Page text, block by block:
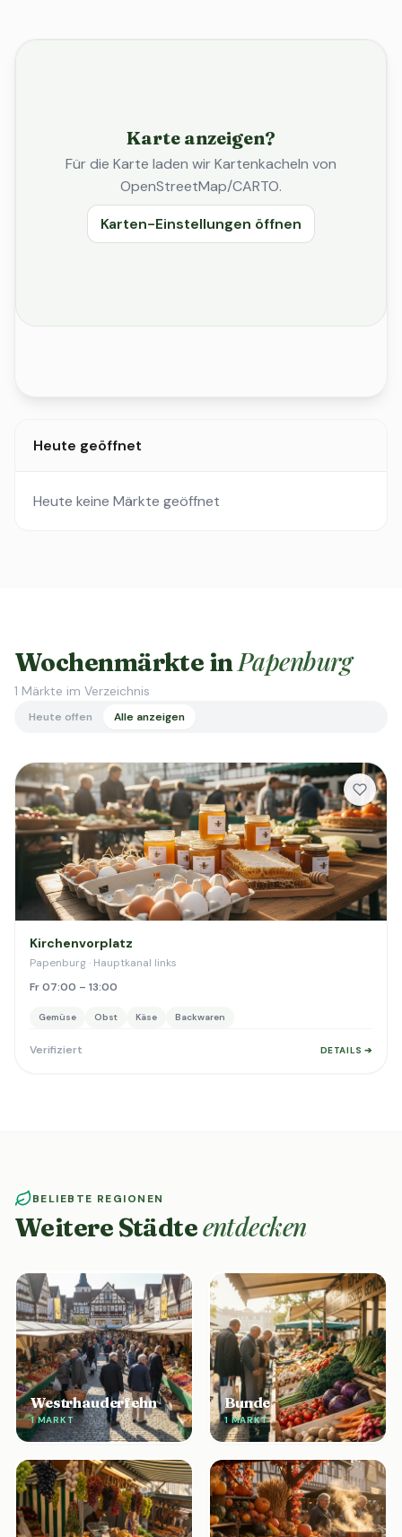
Karte anzeigen?
Für die Karte laden wir Kartenkacheln von
OpenStreetMap/CARTO.
Karten-Einstellungen öffnen
Heute geöffnet
Heute keine Märkte geöffnet
Wochenmärkte inPapenburg
1 Märkte im Verzeichnis
Heute offen Alle anzeigen
Kirchenvorplatz
Papenburg · Hauptkanal links
Fr 07:00 – 13:00
Gemüse Obst Käse Backwaren
Verifiziert DETAILS ➔
BELIEBTE REGIONEN
Weitere Städteentdecken
Westrhauderfehn
1 MARKT
Bunde
1 MARKT